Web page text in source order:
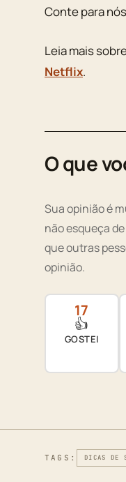
Conte para
Leia mais
Netflix.
O que
Sua opinião é
não esqueça
que outras
opinião.
17
👍
GOSTEI
TAGS: DICAS DE